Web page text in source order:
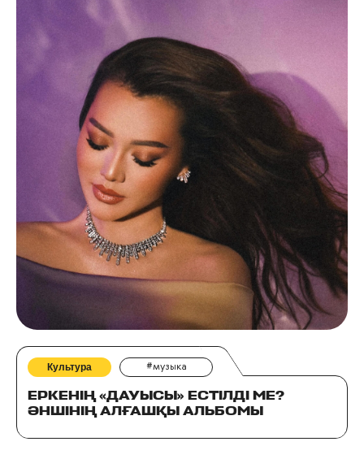
Культура #музыка
ЕРКЕНІҢ «ДАУЫСЫ» ЕСТІЛДІ МЕ?
ӘНШІНІҢ АЛҒАШҚЫ АЛЬБОМЫ